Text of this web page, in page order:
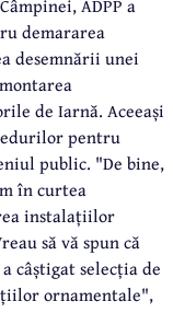
demararea
desemnării unei
de Iarnă. Aceeași
pentru
public. "De bine,
în curtea
instalațiilor
să vă spun că
câștigat selecția de
ornamentale",